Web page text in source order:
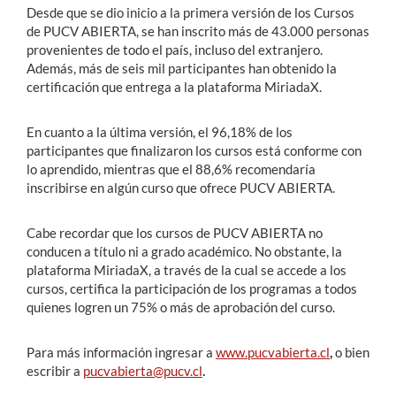
Desde que se dio inicio a la primera versión de los Cursos
de PUCV ABIERTA, se han inscrito más de 43.000 personas
provenientes de todo el país, incluso del extranjero.
Además, más de seis mil participantes han obtenido la
certificación que entrega a la plataforma MiriadaX.
En cuanto a la última versión, el 96,18% de los
participantes que finalizaron los cursos está conforme con
lo aprendido, mientras que el 88,6% recomendaría
inscribirse en algún curso que ofrece PUCV ABIERTA.
Cabe recordar que los cursos de PUCV ABIERTA no
conducen a título ni a grado académico. No obstante, la
plataforma MiriadaX, a través de la cual se accede a los
cursos, certifica la participación de los programas a todos
quienes logren un 75% o más de aprobación del curso.
Para más información ingresar a www.pucvabierta.cl,o bien
escribir a pucvabierta@pucv.cl.